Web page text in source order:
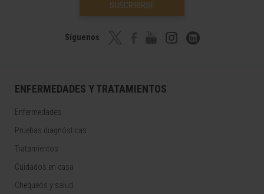
SUSCRIBIRSE
Síguenos
ENFERMEDADES Y TRATAMIENTOS
Enfermedades
Pruebas diagnósticas
Tratamientos
Cuidados en casa
Chequeos y salud